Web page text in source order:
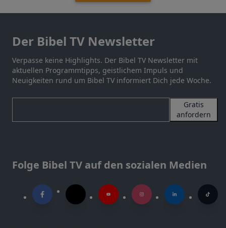
Der Bibel TV Newsletter
Verpasse keine Highlights. Der Bibel TV Newsletter mit
aktuellen Programmtipps, geistlichem Impuls und
Neuigkeiten rund um Bibel TV informiert Dich jede Woche.
Gratis
anfordern
Folge Bibel TV auf den sozialen Medien